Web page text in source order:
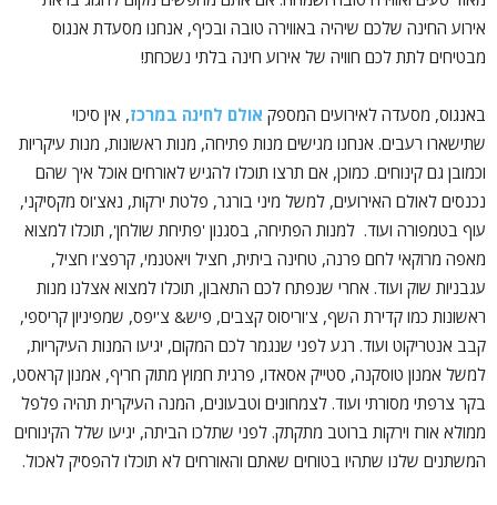
אירוע החינה שלכם שיהיה באווירה טובה ובכיף, אנחנו מסעדת אנגוס
מבטיחים לתת לכם חוויה של אירוע חינה בלתי נשכחת!
באנגוס, מסעדה לאירועים המספק אולם לחינה במרכז, אין סיכוי
שתישארו רעבים. אנחנו מגישים מנות פתיחה, מנות ראשונות, מנות עיקריות
וכמובן גם קינוחים. כמוכן, אם תרצו תוכלו להגיש לאורחים אוכל איך שהם
נכנסים לאולם האירועים, למשל מיני בורגר, פלטת ירקות, נאצ'וס מקסיקני,
עוף בטמפורה ועוד. למנות הפתיחה, בסגנון 'פתיחת שולחן', תוכלו למצוא
מאפה מרוקאי לחם פרנה, טחינה ביתית, חציל ויאטנמי, קרפצ'ו חציל,
עגבניות שוק ועוד. אחרי שנפתח לכם התאבון, תוכלו למצוא אצלנו מנות
ראשונות כמו קדירת השף, צ'וריסוס קצבים, פיש& צ'יפס, שמפיניון קריספי,
קבב אנטריקוט ועוד. רגע לפני שנגמר לכם המקום, יגיעו המנות העיקריות,
למשל אמנון טוסקנה, סטייק אסאדו, פרגית חמוץ מתוק חריף, אמנון קראסט,
בקר צרפתי מסורתי ועוד. לצמחונים וטבעונים, המנה העיקרית תהיה פלפל
ממולא אורז וירקות ברוטב מתקתק. לפני שתלכו הביתה, יגיעו שלל הקינוחים
המשתנים שלנו שתהיו בטוחים שאתם והאורחים לא תוכלו להפסיק לאכול.